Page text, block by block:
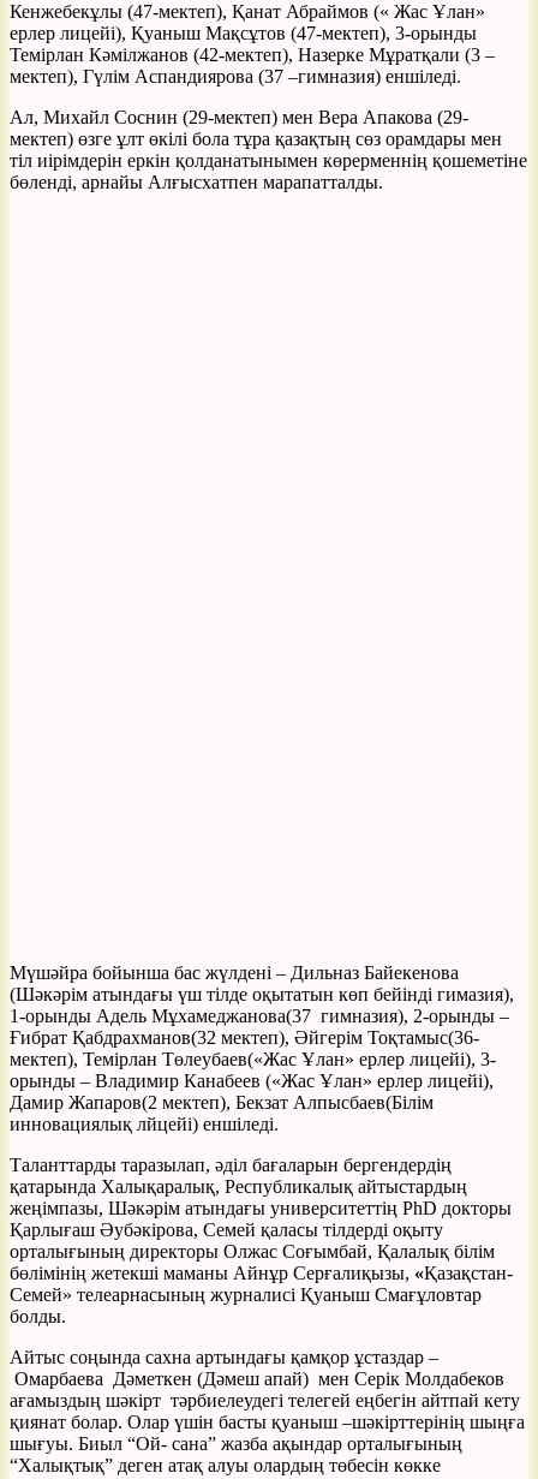
Кенжебекұлы (47-мектеп), Қанат Абраймов (« Жас Ұлан»
ерлер лицейі), Қуаныш Мақсұтов (47-мектеп), 3-орынды
Темірлан Кәмілжанов (42-мектеп), Назерке Мұратқали (3 –
мектеп), Гүлім Аспандиярова (37 –гимназия) еншіледі.
Ал, Михайл Соснин (29-мектеп) мен Вера Апакова (29-
мектеп) өзге ұлт өкілі бола тұра қазақтың сөз орамдары мен
тіл иірімдерін еркін қолданатынымен көрерменнің қошеметіне
бөленді, арнайы Алғысхатпен марапатталды.
Мүшәйра бойынша бас жүлдені – Дильназ Байекенова
(Шәкәрім атындағы үш тілде оқытатын көп бейінді гимазия),
1-орынды Адель Мұхамеджанова(37 гимназия), 2-орынды –
Ғибрат Қабдрахманов(32 мектеп), Әйгерім Тоқтамыс(36-
мектеп), Темірлан Төлеубаев(«Жас Ұлан» ерлер лицейі), 3-
орынды – Владимир Канабеев («Жас Ұлан» ерлер лицейі),
Дамир Жапаров(2 мектеп), Бекзат Алпысбаев(Білім
инновациялық лйцейі) еншіледі.
Таланттарды таразылап, әділ бағаларын бергендердің
қатарында Халықаралық, Республикалық айтыстардың
жеңімпазы, Шәкәрім атындағы университеттің PhD докторы
Қарлығаш Әубәкірова, Семей қаласы тілдерді оқыту
орталығының директоры Олжас Соғымбай, Қалалық білім
бөлімінің жетекші маманы Айнұр Серғалиқызы, «Қазақстан-
Семей» телеарнасының журналисі Қуаныш Смағұловтар
болды.
Айтыс соңында сахна артындағы қамқор ұстаздар –
Омарбаева Дәметкен (Дәмеш апай) мен Серік Молдабеков
ағамыздың шәкірт тәрбиелеудегі телегей еңбегін айтпай кету
қиянат болар. Олар үшін басты қуаныш –шәкірттерінің шыңға
шығуы. Биыл “Ой- сана” жазба ақындар орталығының
“Халықтық” деген атақ алуы олардың төбесін көкке